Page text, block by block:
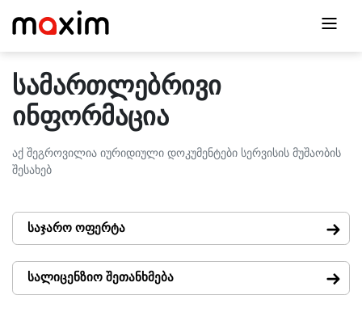
სამართლებრივი
ინფორმაცია
აქ შეგროვილია იურიდიული დოკუმენტები სერვისის მუშაობის
შესახებ
საჯარო ოფერტა
სალიცენზიო შეთანხმება